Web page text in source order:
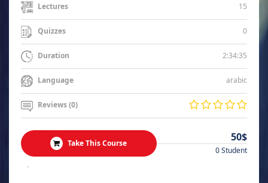
Lectures 15
Quizzes 0
Duration 2:34:35
Language arabic
Reviews (0)
Take This Course 50$
0 Student
.